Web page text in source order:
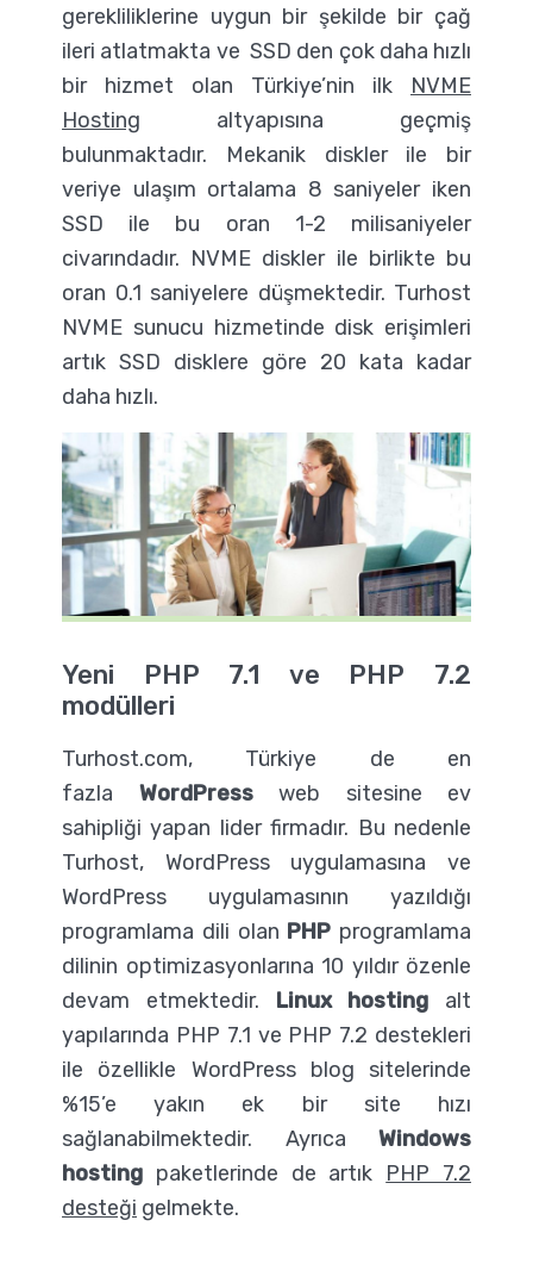
gerekliliklerine uygun bir şekilde bir çağ
ileri atlatmakta ve SSD den çok daha hızlı
bir hizmet olan Türkiye’nin ilk NVME
Hosting altyapısına geçmiş
bulunmaktadır. Mekanik diskler ile bir
veriye ulaşım ortalama 8 saniyeler iken
SSD ile bu oran 1-2 milisaniyeler
civarındadır. NVME diskler ile birlikte bu
oran 0.1 saniyelere düşmektedir. Turhost
NVME sunucu hizmetinde disk erişimleri
artık SSD disklere göre 20 kata kadar
daha hızlı.
Yeni PHP 7.1 ve PHP 7.2
modülleri
Turhost.com, Türkiye de en
fazla WordPressweb sitesine ev
sahipliği yapan lider firmadır. Bu nedenle
Turhost, WordPress uygulamasına ve
WordPress uygulamasının yazıldığı
programlama dili olan PHP programlama
dilinin optimizasyonlarına 10 yıldır özenle
devam etmektedir. Linux hosting alt
yapılarında PHP 7.1 ve PHP 7.2 destekleri
ile özellikle WordPress blog sitelerinde
%15’e yakın ek bir site hızı
sağlanabilmektedir. Ayrıca Windows
hosting paketlerinde de artık PHP 7.2
desteği gelmekte.